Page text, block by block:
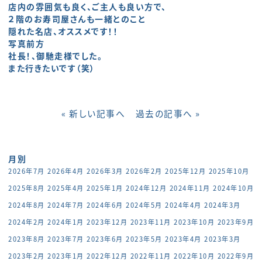
店内の雰囲気も良く、ご主人も良い方で、
２階のお寿司屋さんも一緒とのこと
隠れた名店、オススメです！！
写真前方
社長！、御馳走様でした。
また行きたいです（笑）
« 新しい記事へ 過去の記事へ »
月別
2026年7月 2026年4月 2026年3月 2026年2月 2025年12月 2025年10月
2025年8月 2025年4月 2025年1月 2024年12月 2024年11月 2024年10月
2024年8月 2024年7月 2024年6月 2024年5月 2024年4月 2024年3月
2024年2月 2024年1月 2023年12月 2023年11月 2023年10月 2023年9月
2023年8月 2023年7月 2023年6月 2023年5月 2023年4月 2023年3月
2023年2月 2023年1月 2022年12月 2022年11月 2022年10月 2022年9月